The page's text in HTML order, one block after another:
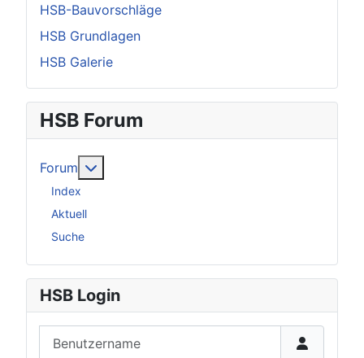
HSB-Bauvorschläge
HSB Grundlagen
HSB Galerie
HSB Forum
Forum
Index
Aktuell
Suche
HSB Login